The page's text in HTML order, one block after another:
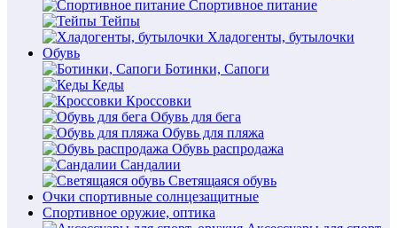
Спортивное питание
Тейпы
Хладогенты, бутылочки
Обувь
Ботинки, Сапоги
Кеды
Кроссовки
Обувь для бега
Обувь для пляжа
Обувь распродажа
Сандалии
Светящаяся обувь
Очки спортивные солнцезащитные
Спортивное оружие, оптика